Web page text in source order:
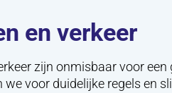
en verkeer
zijn onmisbaar voor
we voor duidelijke regels en